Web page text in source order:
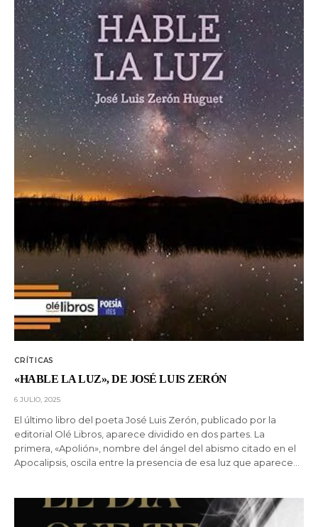
CRÍTICAS
«HABLE LA LUZ», DE JOSÉ LUIS ZERÓN
6 JULIO, 2025
El último libro del poeta José Luis Zerón, publicado por la
editorial Olé Libros, aparece dividido en dos partes. La
primera, «Apolión», nombre del ángel del abismo citado en el
Apocalipsis, oscila entre la presencia de esa luz que aparece…